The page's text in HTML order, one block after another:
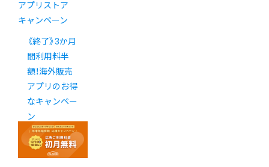
アプリストア
キャンペーン
《終了》3か月
間利用料半
額！海外販売
アプリのお得
なキャンペー
ン